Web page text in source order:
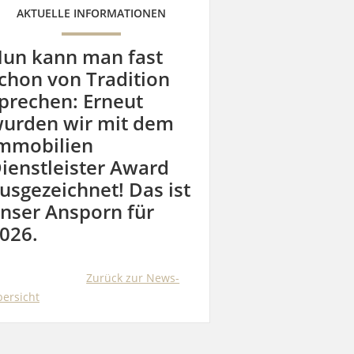
AKTUELLE INFORMATIONEN
kann man fast
von Tradition
Erneut
wir mit dem
Award
Das ist
Ansporn für
Zurück zur News-